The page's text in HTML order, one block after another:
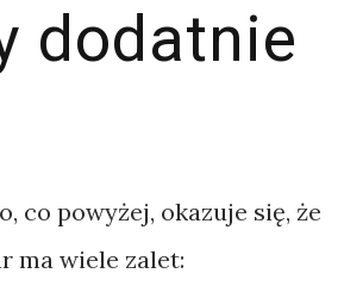
dodatnie
co powyżej, okazuje się, że
ma wiele zalet: